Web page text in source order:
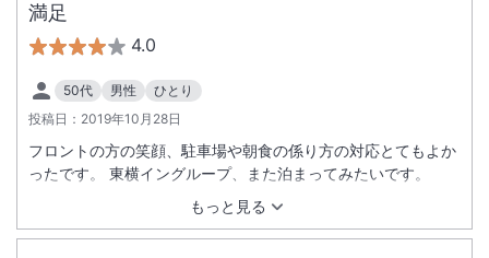
満足
4.0
50代 男性
ひとり
投稿日： 2019年10月28日
もっと見る
フロントの方の笑顔、駐車場や朝食の係り方の対応とてもよか
ったです。 東横イングループ、また泊まってみたいです。